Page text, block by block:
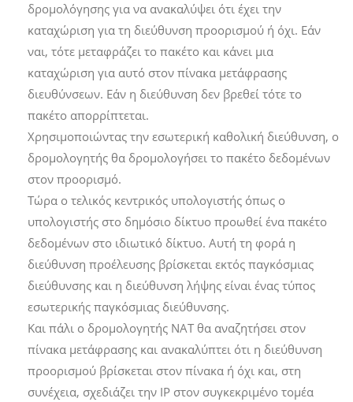
δρομολόγησης για να ανακαλύψει ότι έχει την
καταχώριση για τη διεύθυνση προορισμού ή όχι. Εάν
ναι, τότε μεταφράζει το πακέτο και κάνει μια
καταχώριση για αυτό στον πίνακα μετάφρασης
διευθύνσεων. Εάν η διεύθυνση δεν βρεθεί τότε το
πακέτο απορρίπτεται.
Χρησιμοποιώντας την εσωτερική καθολική διεύθυνση, ο
δρομολογητής θα δρομολογήσει το πακέτο δεδομένων
στον προορισμό.
Τώρα ο τελικός κεντρικός υπολογιστής όπως ο
υπολογιστής στο δημόσιο δίκτυο προωθεί ένα πακέτο
δεδομένων στο ιδιωτικό δίκτυο. Αυτή τη φορά η
διεύθυνση προέλευσης βρίσκεται εκτός παγκόσμιας
διεύθυνσης και η διεύθυνση λήψης είναι ένας τύπος
εσωτερικής παγκόσμιας διεύθυνσης.
Και πάλι ο δρομολογητής NAT θα αναζητήσει στον
πίνακα μετάφρασης και ανακαλύπτει ότι η διεύθυνση
προορισμού βρίσκεται στον πίνακα ή όχι και, στη
συνέχεια, σχεδιάζει την IP στον συγκεκριμένο τομέα